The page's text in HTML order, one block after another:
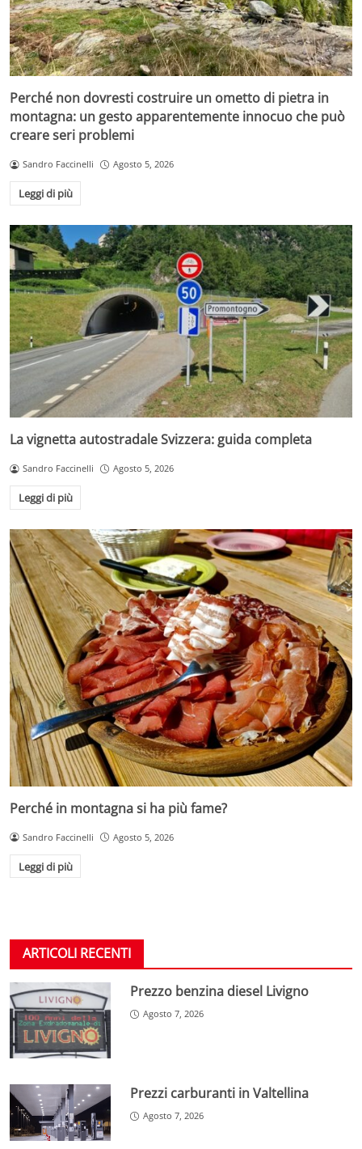
Perché non dovresti costruire un ometto di pietra in
montagna: un gesto apparentemente innocuo che può
creare seri problemi
Sandro Faccinelli Agosto 5, 2026
Leggi di più
La vignetta autostradale Svizzera: guida completa
Sandro Faccinelli Agosto 5, 2026
Leggi di più
Perché in montagna si ha più fame?
Sandro Faccinelli Agosto 5, 2026
Leggi di più
ARTICOLI RECENTI
Prezzo benzina diesel Livigno
Agosto 7, 2026
Prezzi carburanti in Valtellina
Agosto 7, 2026